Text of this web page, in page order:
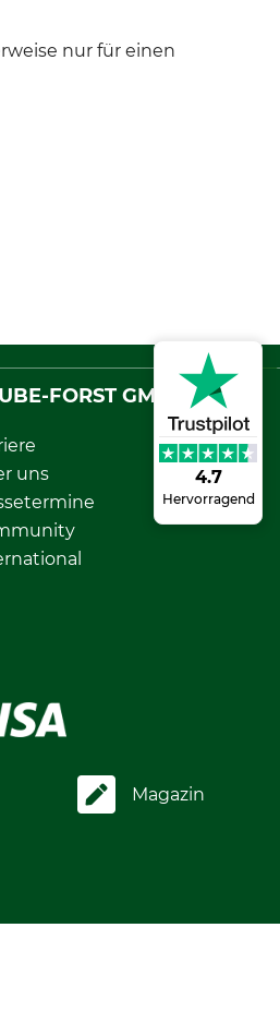
4.7
Hervorragend
nur für einen
FORST GMBH
uns
Magazin